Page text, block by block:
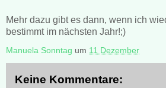
Mehr dazu gibt es dann, wenn ich
bestimmt im nächsten Jahr!;)
Manuela Sonntag um 11 Dezember
Keine Kommentare: